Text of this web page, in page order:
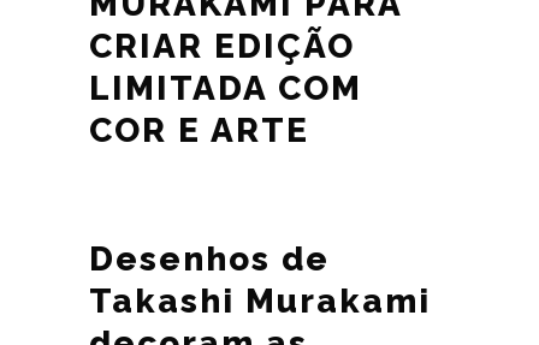
CRIAR EDIÇÃO
LIMITADA COM
COR E ARTE
Desenhos de
Takashi Murakami